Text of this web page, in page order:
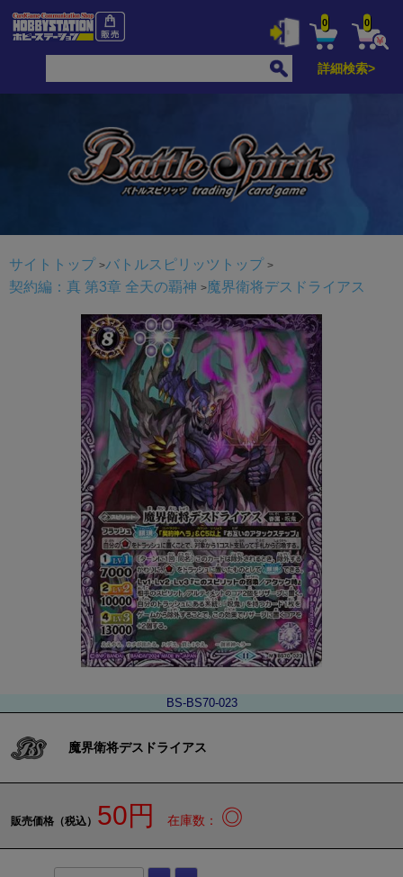
0 0
詳細検索>
サイトトップ
バトルスピリッツトップ
契約編：真 第3章 全天の覇神
魔界衛将デスドライアス
BS-BS70-023
魔界衛将デスドライアス
販売価格（税込） 50円 在庫数： ◎